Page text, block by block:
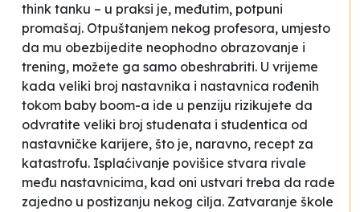
think tanku – u praksi je, međutim, potpuni
promašaj. Otpuštanjem nekog profesora, umjesto
da mu obezbijedite neophodno obrazovanje i
trening, možete ga samo obeshrabriti. U vrijeme
kada veliki broj nastavnika i nastavnica rođenih
tokom baby boom-a ide u penziju rizikujete da
odvratite veliki broj studenata i studentica od
nastavničke karijere, što je, naravno, recept za
katastrofu. Isplaćivanje povišice stvara rivale
među nastavnicima, kad oni ustvari treba da rade
zajedno u postizanju nekog cilja. Zatvaranje škole